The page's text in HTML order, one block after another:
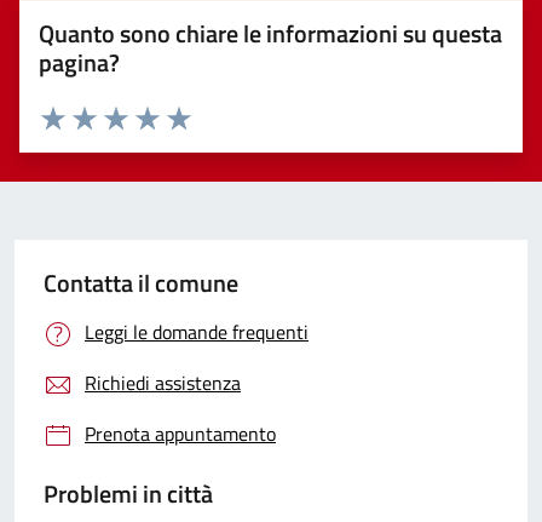
Quanto sono chiare le informazioni su questa
pagina?
Valuta 5 stelle su 5
Valuta 4 stelle su 5
Valuta 3 stelle su 5
Valuta 2 stelle su 5
Valuta 1 stelle su 5
Contatta il comune
Leggi le domande frequenti
Richiedi assistenza
Prenota appuntamento
Problemi in città